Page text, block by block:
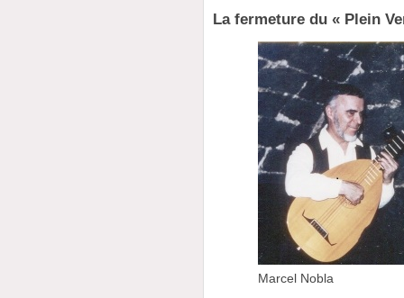
La fermeture du « Plein
Marcel Nobla